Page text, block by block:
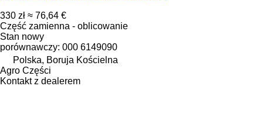
330 zł ≈ 76,64 €
Część zamienna - oblicowanie
Stan nowy
porównawczy: 000 6149090
Polska, Boruja Kościelna
Agro Części
Kontakt z dealerem